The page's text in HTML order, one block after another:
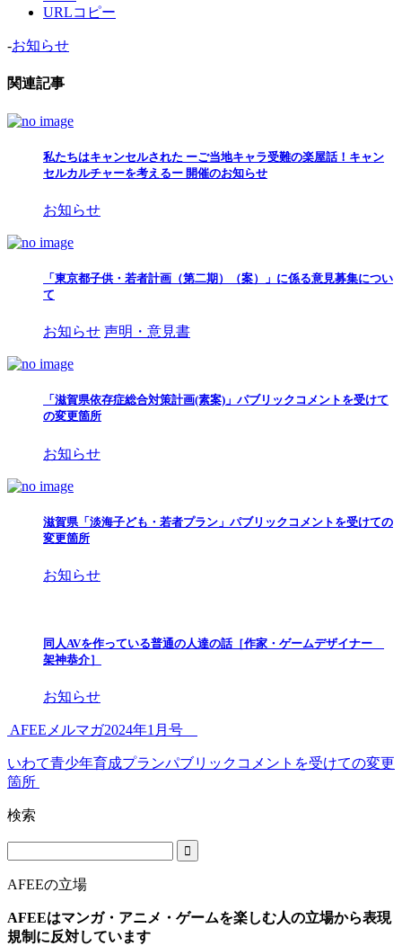
URLコピー
-お知らせ
関連記事
私たちはキャンセルされた ーご当地キャラ受難の楽屋話！キャン
セルカルチャーを考えるー 開催のお知らせ
お知らせ
「東京都子供・若者計画（第二期）（案）」に係る意見募集につい
て
お知らせ 声明・意見書
「滋賀県依存症総合対策計画(素案)」パブリックコメントを受けて
の変更箇所
お知らせ
滋賀県「淡海子ども・若者プラン」パブリックコメントを受けての
変更箇所
お知らせ
同人AVを作っている普通の人達の話［作家・ゲームデザイナー
架神恭介］
お知らせ
AFEEメルマガ2024年1月号
いわて青少年育成プランパブリックコメントを受けての変更
箇所
検索
AFEEの立場
AFEEはマンガ・アニメ・ゲームを楽しむ人の立場から表現
規制に反対しています